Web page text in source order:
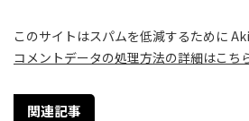
このサイトはスパムを低減するために
コメントデータの処理方法の詳細はこち
関連記事